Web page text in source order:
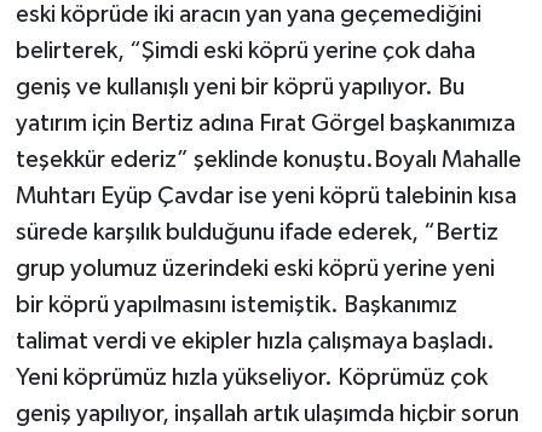
eski köprüde iki aracın yan yana geçemediğini
belirterek, “Şimdi eski köprü yerine çok daha
geniş ve kullanışlı yeni bir köprü yapılıyor. Bu
yatırım için Bertiz adına Fırat Görgel başkanımıza
teşekkür ederiz” şeklinde konuştu.Boyalı Mahalle
Muhtarı Eyüp Çavdar ise yeni köprü talebinin kısa
sürede karşılık bulduğunu ifade ederek, “Bertiz
grup yolumuz üzerindeki eski köprü yerine yeni
bir köprü yapılmasını istemiştik. Başkanımız
talimat verdi ve ekipler hızla çalışmaya başladı.
Yeni köprümüz hızla yükseliyor. Köprümüz çok
geniş yapılıyor, inşallah artık ulaşımda hiçbir sorun